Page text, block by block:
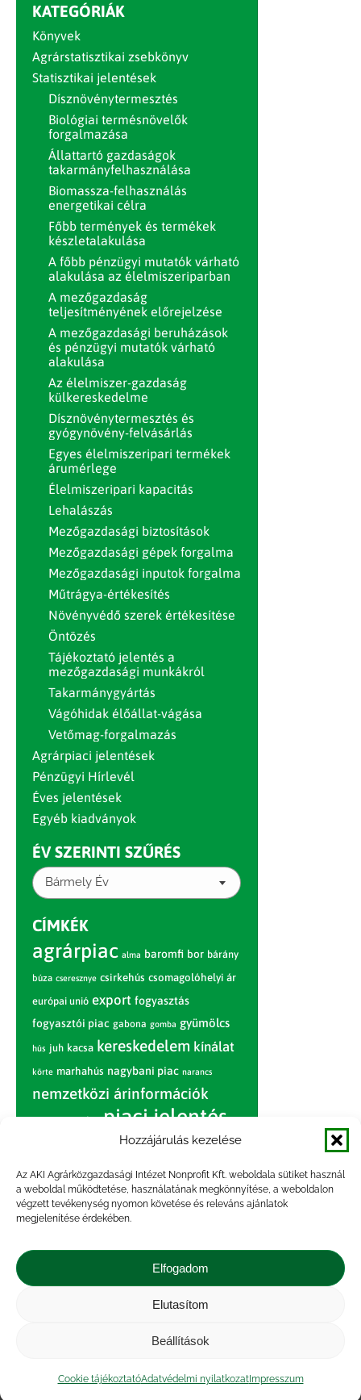
Hozzájárulás kezelése
Az AKI Agrárközgazdasági Intézet Nonprofit Kft. weboldala sütiket használ
a weboldal működtetése, használatának megkönnyítése, a weboldalon
végzett tevékenység nyomon követése és releváns ajánlatok
megjelenítése érdekében.
Elfogadom
Elutasítom
Beállítások
Cookie tájékoztatóAdatvédelmi nyilatkozatImpresszum
KATEGÓRIÁK
Könyvek
Agrárstatisztikai zsebkönyv
Statisztikai jelentések
Dísznövénytermesztés
Biológiai termésnövelők
forgalmazása
Állattartó gazdaságok
takarmányfelhasználása
Biomassza-felhasználás
energetikai célra
Főbb termények és termékek
készletalakulása
A főbb pénzügyi mutatók várható
alakulása az élelmiszeriparban
A mezőgazdaság
teljesítményének előrejelzése
A mezőgazdasági beruházások
és pénzügyi mutatók várható
alakulása
Az élelmiszer-gazdaság
külkereskedelme
Dísznövénytermesztés és
gyógynövény-felvásárlás
Egyes élelmiszeripari termékek
árumérlege
Élelmiszeripari kapacitás
Lehalászás
Mezőgazdasági biztosítások
Mezőgazdasági gépek forgalma
Mezőgazdasági inputok forgalma
Műtrágya-értékesítés
Növényvédő szerek értékesítése
Öntözés
Tájékoztató jelentés a
mezőgazdasági munkákról
Takarmánygyártás
Vágóhidak élőállat-vágása
Vetőmag-forgalmazás
Agrárpiaci jelentések
Pénzügyi Hírlevél
Éves jelentések
Egyéb kiadványok
ÉV SZERINTI SZŰRÉS
Bármely Év
CÍMKÉK
agrárpiac alma baromfi bor bárány
búza cseresznye csirkehús csomagolóhelyi ár
európai unió export fogyasztás
fogyasztói piac gabona gomba gyümölcs
hús juh kacsa kereskedelem kínálat
körte marhahús nagybani piac narancs
nemzetközi árinformációk
piac piaci jelentés
sertés sertéshús
szarvasmarha termelés termelői
ár tojás világpiac vágóbárány
vágómarha vágósertés
Kapcsolat |
tájékoztató